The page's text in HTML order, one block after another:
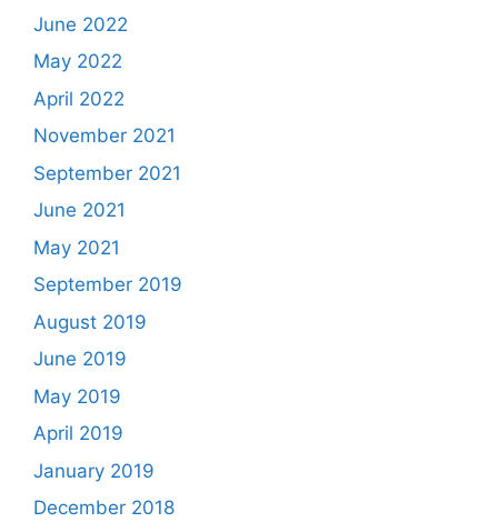
June 2022
May 2022
April 2022
November 2021
September 2021
June 2021
May 2021
September 2019
August 2019
June 2019
May 2019
April 2019
January 2019
December 2018